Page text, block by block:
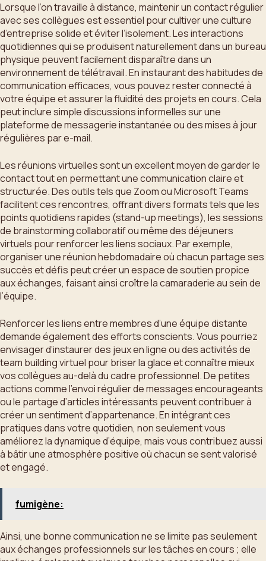
Lorsque l’on travaille à distance, maintenir un contact régulier
avec ses collègues est essentiel pour cultiver une culture
d’entreprise solide et éviter l’isolement. Les interactions
quotidiennes qui se produisent naturellement dans un bureau
physique peuvent facilement disparaître dans un
environnement de télétravail. En instaurant des habitudes de
communication efficaces, vous pouvez rester connecté à
votre équipe et assurer la fluidité des projets en cours. Cela
peut inclure simple discussions informelles sur une
plateforme de messagerie instantanée ou des mises à jour
régulières par e-mail.
Les réunions virtuelles sont un excellent moyen de garder le
contact tout en permettant une communication claire et
structurée. Des outils tels que Zoom ou Microsoft Teams
facilitent ces rencontres, offrant divers formats tels que les
points quotidiens rapides (stand-up meetings), les sessions
de brainstorming collaboratif ou même des déjeuners
virtuels pour renforcer les liens sociaux. Par exemple,
organiser une réunion hebdomadaire où chacun partage ses
succès et défis peut créer un espace de soutien propice
aux échanges, faisant ainsi croître la camaraderie au sein de
l’équipe.
Renforcer les liens entre membres d’une équipe distante
demande également des efforts conscients. Vous pourriez
envisager d’instaurer des jeux en ligne ou des activités de
team building virtuel pour briser la glace et connaître mieux
vos collègues au-delà du cadre professionnel. De petites
actions comme l’envoi régulier de messages encourageants
ou le partage d’articles intéressants peuvent contribuer à
créer un sentiment d’appartenance. En intégrant ces
pratiques dans votre quotidien, non seulement vous
améliorez la dynamique d’équipe, mais vous contribuez aussi
à bâtir une atmosphère positive où chacun se sent valorisé
et engagé.
fumigène:
Ainsi, une bonne communication ne se limite pas seulement
aux échanges professionnels sur les tâches en cours ; elle